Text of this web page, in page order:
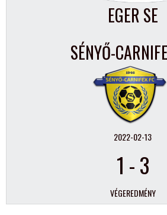
EGER SE
SÉNYŐ-
2022-02-13
1 -3
VÉGEREDMÉNY